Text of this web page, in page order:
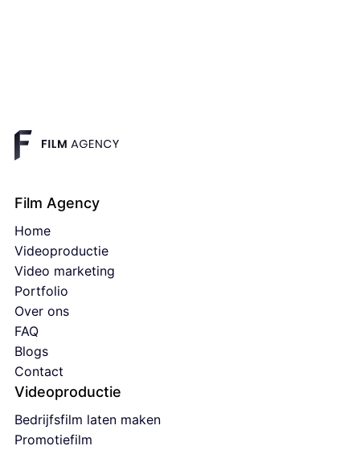
Film Agency
Home
Videoproductie
Video marketing
Portfolio
Over ons
FAQ
Blogs
Contact
Videoproductie
Bedrijfsfilm laten maken
Promotiefilm